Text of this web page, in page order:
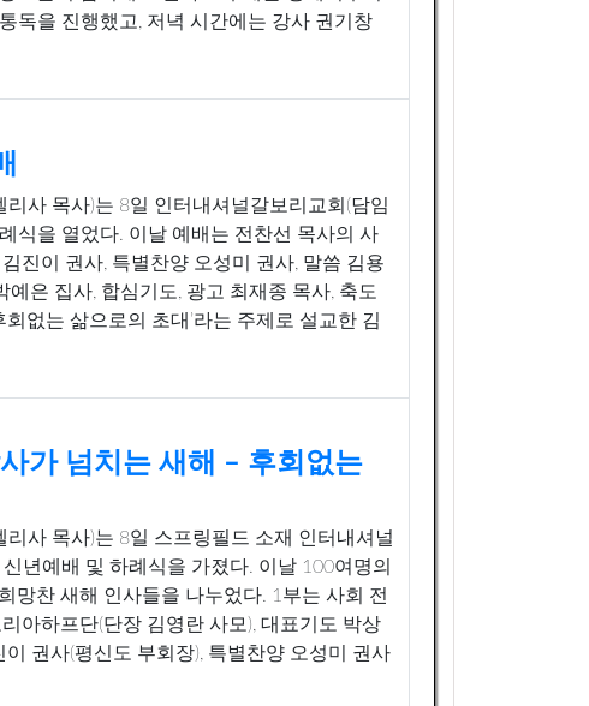
독을 진행했고, 저녁 시간에는 강사 권기창
사 목사)는 8일 인터내셔널갈보리교회(담임
식을 열었다. 이날 예배는 전찬선 목사의 사
진이 권사, 특별찬양 오성미 권사, 말씀 김용
은 집사, 합심기도, 광고 최재종 목사, 축도
없는 삶으로의 초대’라는 주제로 설교한 김
가 넘치는 새해 – 후회없는
사 목사)는 8일 스프링필드 소재 인터내셔널
년예배 및 하례식을 가졌다. 이날 100여명의
망찬 새해 인사들을 나누었다. 1부는 사회 전
아하프단(단장 김영란 사모), 대표기도 박상
권사(평신도 부회장), 특별찬양 오성미 권사